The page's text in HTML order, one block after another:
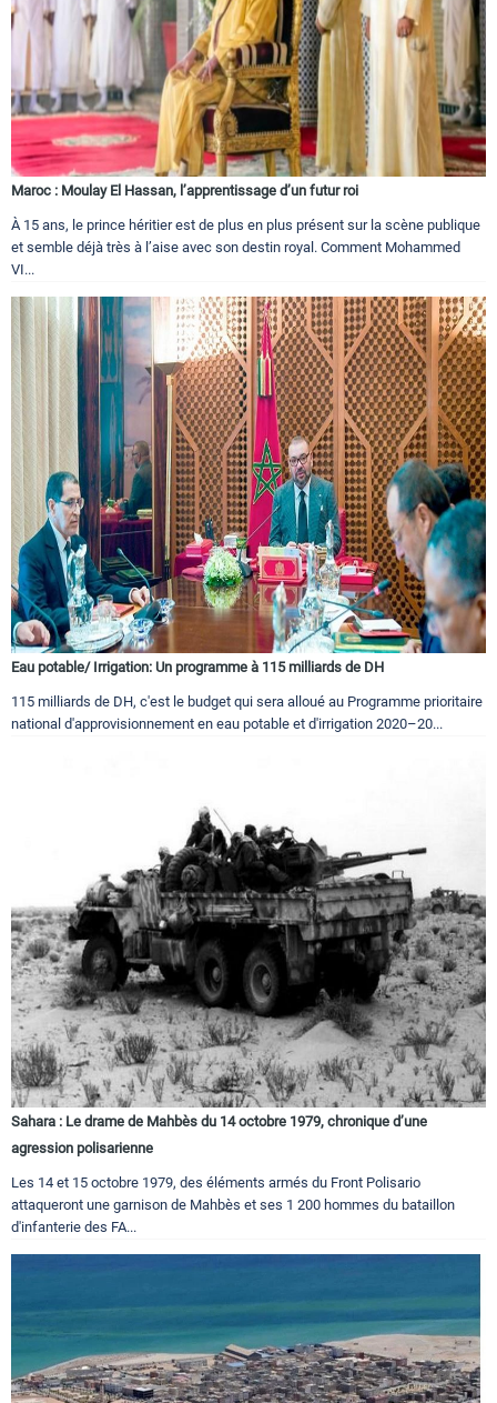
Maroc : Moulay El Hassan, l’apprentissage d’un futur roi
À 15 ans, le prince héritier est de plus en plus présent sur la scène publique
et semble déjà très à l’aise avec son destin royal. Comment Mohammed
VI...
Eau potable/ Irrigation: Un programme à 115 milliards de DH
115 milliards de DH, c'est le budget qui sera alloué au Programme prioritaire
national d'approvisionnement en eau potable et d'irrigation 2020–20...
Sahara : Le drame de Mahbès du 14 octobre 1979, chronique d’une
agression polisarienne
Les 14 et 15 octobre 1979, des éléments armés du Front Polisario
attaqueront une garnison de Mahbès et ses 1 200 hommes du bataillon
d'infanterie des FA...